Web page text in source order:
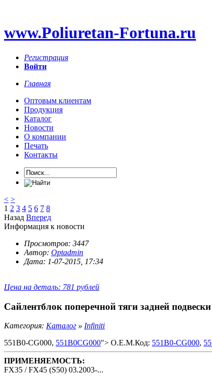
www.Poliuretan-Fortuna.ru
Регистрация
Войти
Главная
Оптовым клиентам
Продукция
Каталог
Новости
О компании
Печать
Контакты
< >
1 2 3 4 5 6 7 8
Назад Вперед
Информация к новости
Просмотров: 3447
Автор: Optadmin
Дата: 1-07-2015, 17:34
Цена на деталь: 781 рублей
Сайлентблок поперечной тяги задней подвески
Категория: Каталог » Infiniti
551B0-CG000, 551B0CG000"> O.E.M.Код: 551B0-CG000,
ПРИМЕНЯЕМОСТЬ:
FX35 / FX45 (S50) 03.2003-...